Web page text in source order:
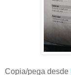
Copia/pega desde